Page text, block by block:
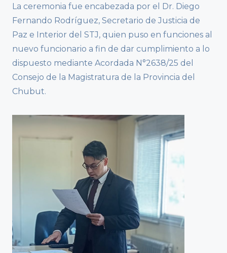
La ceremonia fue encabezada por el Dr. Diego
Fernando Rodríguez, Secretario de Justicia de
Paz e Interior del STJ, quien puso en funciones al
nuevo funcionario a fin de dar cumplimiento a lo
dispuesto mediante Acordada N°2638/25 del
Consejo de la Magistratura de la Provincia del
Chubut.